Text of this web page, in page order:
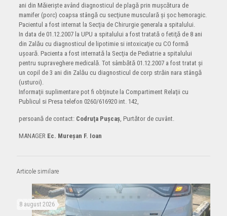
ani din Mǎierişte având diagnosticul de plagǎ prin muşcǎtura de
mamifer (porc) coapsa stângǎ cu secţiune muscularǎ şi şoc hemoragic.
Pacientul a fost internat la Secţia de Chirurgie generala a spitalului.
In data de 01.12.2007 la UPU a spitalului a fost tratatǎ o fetiţǎ de 8 ani
din Zalǎu cu diagnosticul de lipotimie si intoxicaţie cu CO formǎ
uşoarǎ. Pacienta a fost internatǎ la Secţia de Pediatrie a spitalului
pentru supraveghere medicalǎ. Tot sâmbǎtǎ 01.12.2007 a fost tratat şi
un copil de 3 ani din Zalǎu cu diagnosticul de corp strǎin nara stângǎ
(usturoi).
Informaţii suplimentare pot fi obţinute la Compartiment Relaţii cu
Publicul si Presa telefon 0260/616920 int. 142,
persoanǎ de contact: Codruţa Puşcaş, Purtǎtor de cuvânt.
MANAGER Ec. Mureşan F. Ioan
Articole similare
8 august 2026